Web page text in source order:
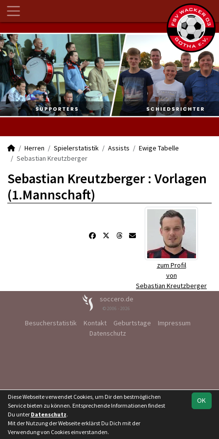
Herren Spielerstatistik Assists
Ewige Tabelle
Sebastian Kreutzberger
Sebastian Kreutzberger : Vorlagen
(1.Mannschaft)
zum Profil
von
Sebastian Kreutzberger
soccero.de
© 2006 - 2026
Besucherstatistik Kontakt Geburtstage
Impressum
Datenschutz
OK
Diese Webseite verwendet Cookies, um Dir den bestmöglichen
Service bieten zu können. Entsprechende Informationen findest
Du unter Datenschutz.
Mit der Nutzung der Webseite erklärst Du Dich mit der
Verwendung von Cookies einverstanden.